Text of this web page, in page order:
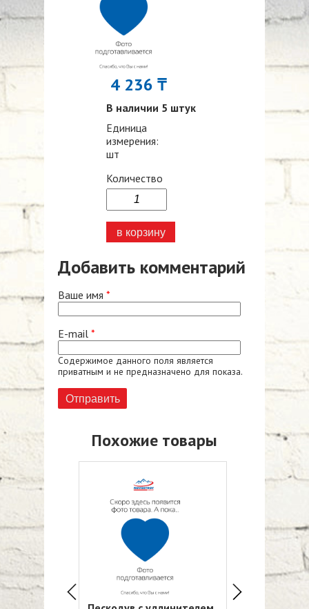
4 236 ₸
В наличии 5 штук
Единица
измерения:
шт
Количество
Добавить комментарий
Ваше имя *
E-mail *
Содержимое данного поля является
приватным и не предназначено для показа.
Похожие товары